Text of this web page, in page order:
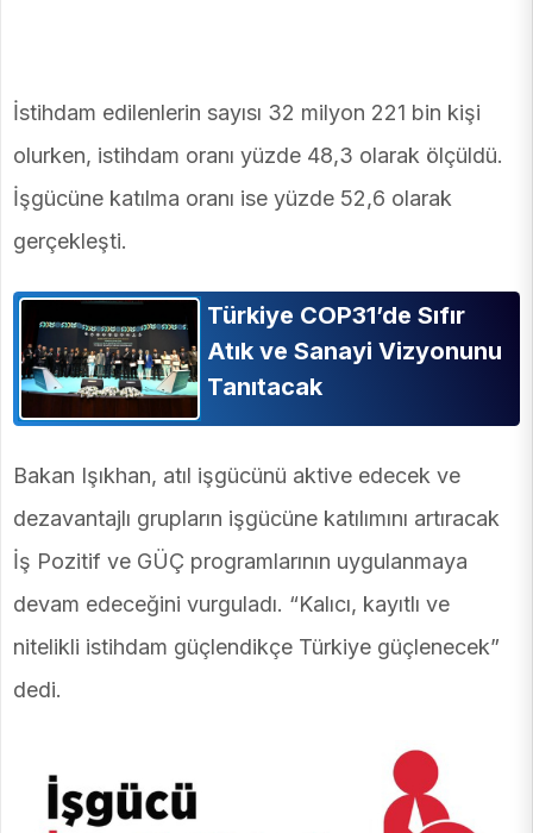
İstihdam edilenlerin sayısı 32 milyon 221 bin kişi
olurken, istihdam oranı yüzde 48,3 olarak ölçüldü.
İşgücüne katılma oranı ise yüzde 52,6 olarak
gerçekleşti.
Türkiye COP31’de Sıfır
Atık ve Sanayi Vizyonunu
Tanıtacak
Bakan Işıkhan, atıl işgücünü aktive edecek ve
dezavantajlı grupların işgücüne katılımını artıracak
İş Pozitif ve GÜÇ programlarının uygulanmaya
devam edeceğini vurguladı. “Kalıcı, kayıtlı ve
nitelikli istihdam güçlendikçe Türkiye güçlenecek”
dedi.